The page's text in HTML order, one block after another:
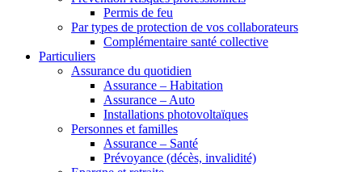
Permis de feu
Par types de protection de vos collaborateurs
Complémentaire santé collective
Particuliers
Assurance du quotidien
Assurance – Habitation
Assurance – Auto
Installations photovoltaïques
Personnes et familles
Assurance – Santé
Prévoyance (décès, invalidité)